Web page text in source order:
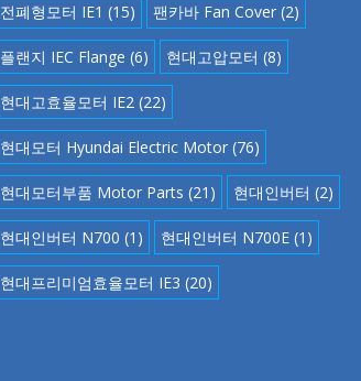
전폐형모터 IE1 (15) 팬카바 Fan Cover(2)
플랜지 IEC Flange (6) 현대고압모터 (8)
현대고효율모터 IE2(22)
현대모터 Hyundai Electric Motor(76)
현대모터부품 Motor Parts (21) 현대인버터 (2)
현대인버터 N700 (1) 현대인버터 N700E(1)
현대프리미엄효율모터 IE3 (20)